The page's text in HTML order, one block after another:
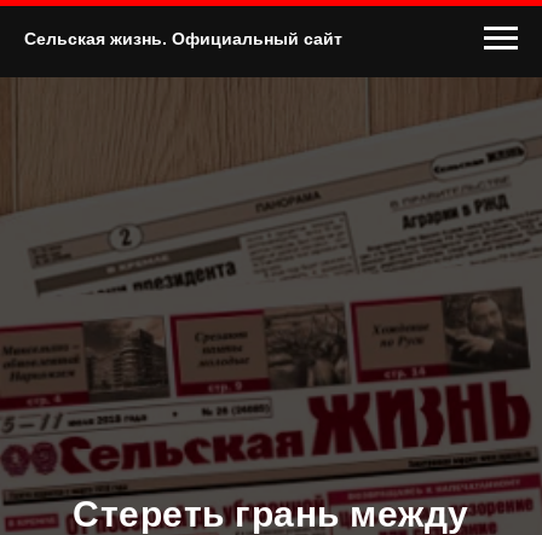
Сельская жизнь. Официальный сайт
Стереть грань между